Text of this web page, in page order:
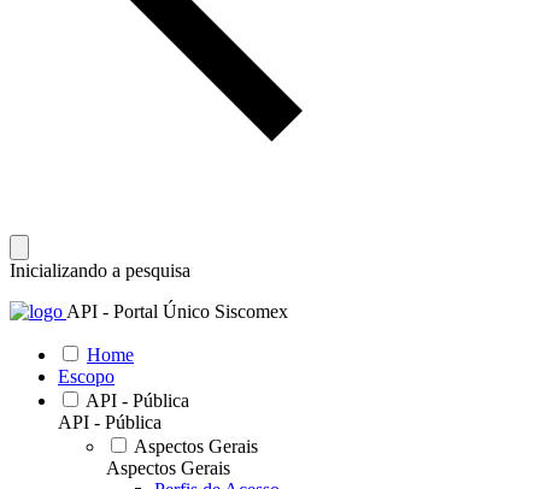
Inicializando a pesquisa
API - Portal Único Siscomex
Home
Escopo
API - Pública
API - Pública
Aspectos Gerais
Aspectos Gerais